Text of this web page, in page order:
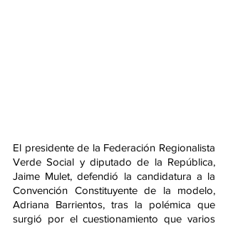
El presidente de la Federación Regionalista
Verde Social y diputado de la República,
Jaime Mulet, defendió la candidatura a la
Convención Constituyente de la modelo,
Adriana Barrientos, tras la polémica que
surgió por el cuestionamiento que varios